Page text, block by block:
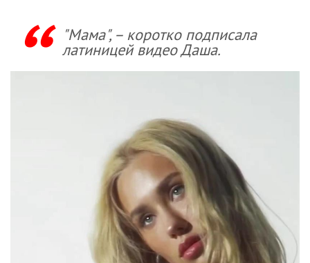
"Мама", – коротко подписала
латиницей видео Даша.